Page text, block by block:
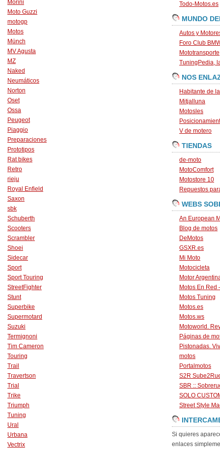
Morini
Moto Guzzi
motogp
Motos
Münch
MV Agusta
MZ
Naked
Neumáticos
Norton
Oset
Ossa
Peugeot
Piaggio
Preparaciones
Prototipos
Rat bikes
Retro
rieju
Royal Enfield
Saxon
sbk
Schuberth
Scooters
Scrambler
Shoei
Sidecar
Sport
Sport Touring
StreetFighter
Stunt
Superbike
Supermotard
Suzuki
Termignoni
Tim Cameron
Touring
Trail
Travertson
Trial
Trike
Triumph
Tuning
Ural
Urbana
Vectrix
Todo-Motos.es
MUNDO
Autos y
Foro Club
Mototransporte
TuningPedia,
NOS
Habitante de
Mitjalluna
Motosles
V de motero
TIENDAS
de-moto
MotoComfort
Motostore 10
Repuestos
WEBS
An European
Blog de motos
DeMotos
GSXR.es
Mi Moto
Motocicleta
Motor
Motos En Red
Motos Tuning
Motos.es
Motos.ws
Motoworld.
Páginas de
Pistonadas.
motos
Portalmotos
S2R
SBR ::
SOLO
Street Style
Si quieres
enlaces